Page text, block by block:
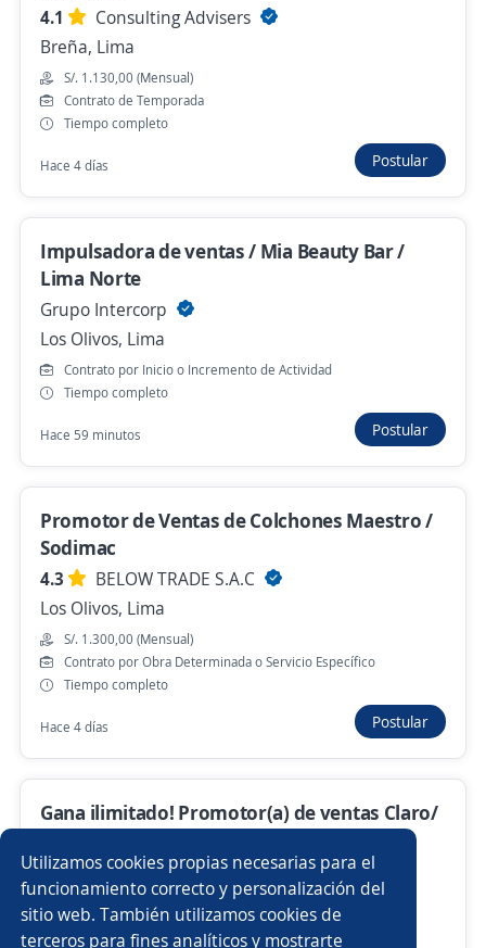
Operario de Limpieza para Colegio
Perulandia Huachipa Turno Mañana C/S
Experiencia
S/. 1.130,00 (Mensual)
Hace 14 minutos
Urgente Personal de limpieza para planta
en Santa Anita
4,2
EULEN del Perú
Hace 9 minutos
Anterior
Nuevas ofertas de empleo
Empleos similares
Restaurantes Asistente/a contable
Agente ventas telemarketing Cocinero/a
Operador/a Ejecutivo/a de ventas
Auxiliar operativo Auxiliar contable y administrativo
4.1
Consulting Advisers
Breña, Lima
S/. 1.130,00 (Mensual)
Contrato de Temporada
Tiempo completo
Hace 4 días Postular
Impulsadora de ventas / Mia Beauty Bar /
Lima Norte
Grupo Intercorp
Los Olivos, Lima
Contrato por Inicio o Incremento de Actividad
Tiempo completo
Hace 59 minutos Postular
Promotor de Ventas de Colchones Maestro /
Sodimac
4.3
BELOW TRADE S.A.C
Los Olivos, Lima
S/. 1.300,00 (Mensual)
Contrato por Obra Determinada o Servicio Específico
Tiempo completo
Hace 4 días Postular
Gana ilimitado! Promotor(a) de ventas Claro/
3.2
Impulsate
Comas, Lima
S/. 1.500,00 (Mensual)
Utilizamos cookies propias necesarias para el
funcionamiento correcto y personalización del
sitio web. También utilizamos cookies de
terceros para fines analíticos y mostrarte